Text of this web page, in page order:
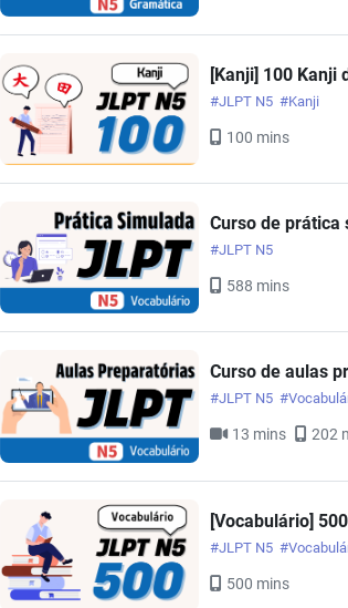
[Kanji] 100 Kanji
#JLPT N5 #Kanji
100 mins
Curso de prática
#JLPT N5
588 mins
Curso de aulas
#JLPT N5
13 mins 202
[Vocabulário]
#JLPT N5
500 mins